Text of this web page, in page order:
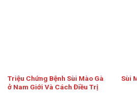
Triệu Chứng Bệnh Sùi Mào Gà
ở Nam Giới Và Cách Điều Trị
Sùi